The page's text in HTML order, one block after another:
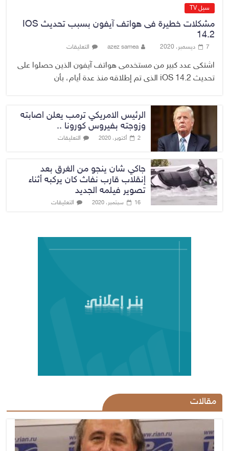
سيل TV
مشكلات خطيرة فى هواتف آيفون بسبب تحديث IOS
14.2
7 ديسمبر، 2020 azez samea التعليقات
اشتكى عدد كبير من مستخدمى هواتف آيفون الذين حصلوا على
تحديث iOS 14.2 الذى تم إطلاقه منذ عدة أيام، بأن
الرئيس الامريكي ترمب يعلن اصابته
وزوجته بفيروس كورونا ..
2 أكتوبر، 2020 التعليقات
جاكي شان ينجو من الغرق بعد
إنقلاب قارب نفاث كان يركبه أثناء
تصوير فيلمه الجديد
16 سبتمبر، 2020 التعليقات
مقالات